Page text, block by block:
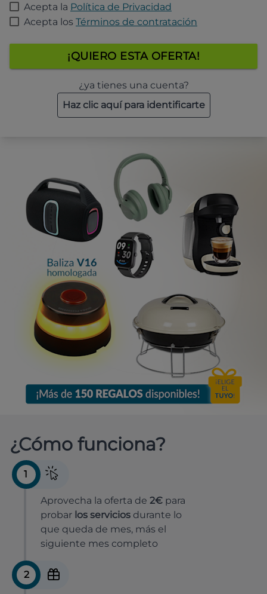
Acepta la Política de Privacidad
Acepta los Términos de contratación
¡QUIERO ESTA OFERTA!
¿ya tienes una cuenta?
Haz clic aquí para identificarte
¿Cómo funciona?
1
Aprovecha la oferta de 2€ para
probar los servicios durante lo
que queda de mes, más el
siguiente mes completo
2